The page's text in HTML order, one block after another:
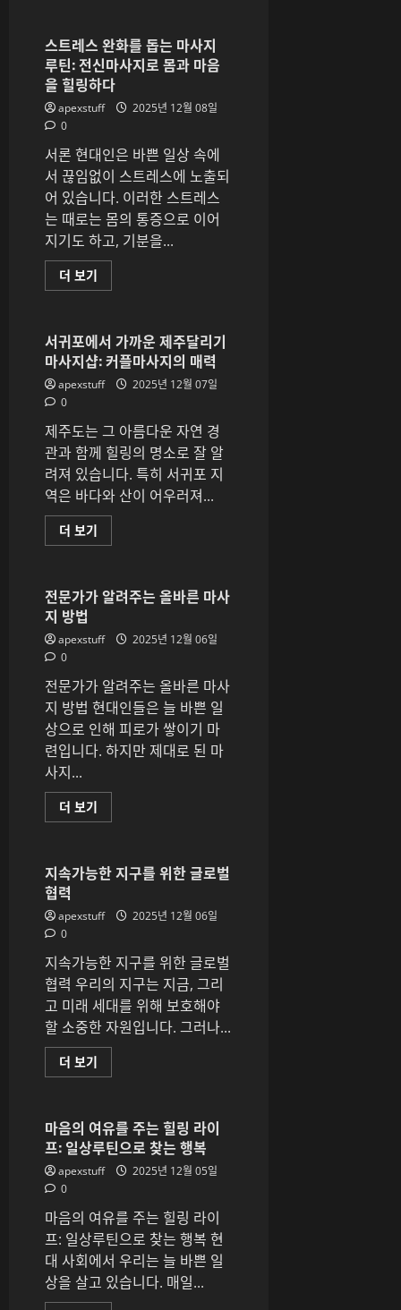
해
더
읽
어
보
기
렌
드
리
포
트:
미
래
는
혁
신
에
대
해
더
읽
어
보
스트레스 완화를 돕는 마사지
루틴: 전신마사지로 몸과 마음
을 힐링하다
apexstuff
2025년 12월 08일
0
서론 현대인은 바쁜 일상 속에
서 끊임없이 스트레스에 노출되
어 있습니다. 이러한 스트레스
는 때로는 몸의 통증으로 이어
지기도 하고, 기분을...
더 보기
트
화
를
돕
마
루
틴:
전
신
마
사
지
로
마
힐
링
에
읽
어
보
기
서귀포에서 가까운 제주달리기
마사지샵: 커플마사지의 매력
apexstuff
2025년 12월 07일
0
제주도는 그 아름다운 자연 경
관과 함께 힐링의 명소로 잘 알
려져 있습니다. 특히 서귀포 지
역은 바다와 산이 어우러져...
더 보기
귀
가
까
주
기
마
사
지
샵:
커
플
지
매
해
더
보
전문가가 알려주는 올바른 마사
지 방법
apexstuff
2025년 12월 06일
0
전문가가 알려주는 올바른 마사
지 방법 현대인들은 늘 바쁜 일
상으로 인해 피로가 쌓이기 마
련입니다. 하지만 제대로 된 마
사지...
더 보기
문
려
주
바
사
지
방
법
에
대
해
더
보
지속가능한 지구를 위한 글로벌
협력
apexstuff
2025년 12월 06일
0
지속가능한 지구를 위한 글로벌
협력 우리의 지구는 지금, 그리
고 미래 세대를 위해 보호해야
할 소중한 자원입니다. 그러나...
더 보기
속
지
구
를
위
한
벌
협
력
에
대
해
더
읽
마음의 여유를 주는 힐링 라이
프: 일상루틴으로 찾는 행복
apexstuff
2025년 12월 05일
0
마음의 여유를 주는 힐링 라이
프: 일상루틴으로 찾는 행복 현
대 사회에서 우리는 늘 바쁜 일
상을 살고 있습니다. 매일...